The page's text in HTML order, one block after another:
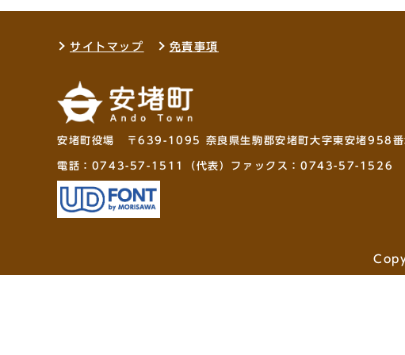
サイトマップ 免責事項
安堵町役場 〒639-1095 奈良県生駒郡安堵町大字東安堵958番
電話： 0743-57-1511 （代表）ファックス：0743-57-1526